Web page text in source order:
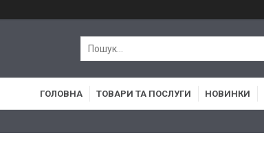
ГОЛОВНА ТОВАРИ ТА ПОСЛУГИ НОВИНКИ